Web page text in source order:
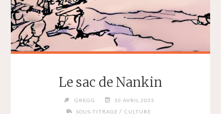
Le sac de Nankin
GREGG
10 AVRIL 2023
SOUS-TITRAGE / CULTURE